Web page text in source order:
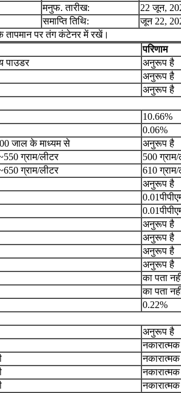
मनुफ. तारीख:
22 जून,
समाप्ति तिथि:
जून 22,
तापमान पर तंग कंटेनर में रखें।
परिणाम
पाउडर
अनुरूप है
अनुरूप है
अनुरूप है
10.66%
0.06%
जाल के माध्यम से
अनुरूप है
ग्राम/लीटर
500 ग्राम/
ग्राम/लीटर
610 ग्राम/
अनुरूप है
अनुरूप है
अनुरूप है
अनुरूप है
अनुरूप है
का पता
का पता
0.22%
अनुरूप है
नकारात्मक
नकारात्मक
नकारात्मक
नकारात्मक